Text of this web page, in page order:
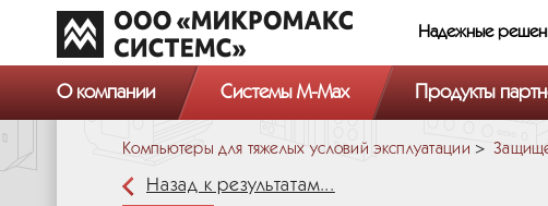
Надежные
О компании Системы M-Max Продукты
Компьютеры для тяжелых условий эксплуатации
Назад к результатам...